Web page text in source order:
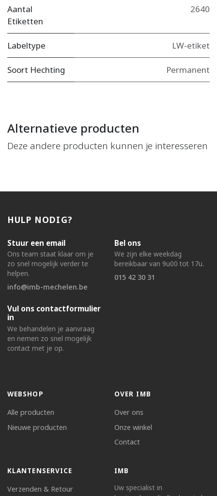
Aantal
Etiketten
2640
Labeltype LW-etiket
Soort Hechting Permanent
Alternatieve producten
Deze andere producten kunnen je interesseren
HULP NODIG?
Stuur een email
Ons team staat klaar om je
zo snel mogelijk verder te
helpen.
info@imb-mechelen.be
Bel ons
We zijn elke weekdag
bereikbaar van 9u00 tot 17u.
015 42 30 31
Vul ons contactformulier
in
We behandelen je aanvraag
en nemen zo snel mogelijk
contact met je op.
WEBSHOP
Alle producten
Nieuwe producten
OVER IMB
Over ons
Onze winkel
Contact
KLANTENSERVICE
Verzenden & Retour
IMB
Uw specialist in